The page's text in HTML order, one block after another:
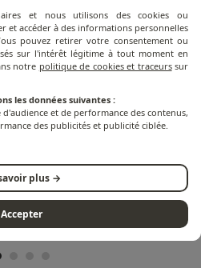
INSTAGRAM
et nous utilisons des cookies ou
et accéder à des informations personnelles
pouvez retirer votre consentement ou
sur l'intérêt légitime à tout moment en
notre politique de cookies et traceurssur
les données suivantes :
et de performance des contenus,
des publicités et publicité ciblée.
plus →
Accepter